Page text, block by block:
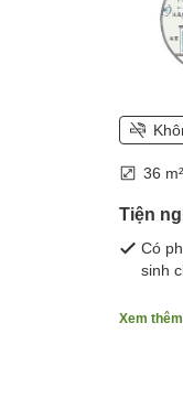
36 m²
Tiện
Có
sinh
Xem